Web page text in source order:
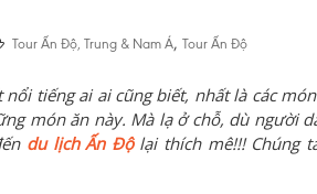
Tour Ấn Độ, Trung & Nam Á, Tour Ấn Độ
tiếng ai ai cũng biết, nhất là các
món ăn này. Mà lạ ở chỗ, dù người
du lịch Ấn Độ lại thích mê!!! Chúng